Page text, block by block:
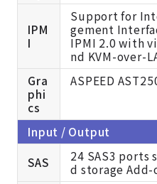
IPM
I
Support for
gement
IPMI 2.0 with
nd KVM-over-
Gra
phi
cs
ASPEED
Input / Output
SAS
24 SAS3 ports
d storage Add-